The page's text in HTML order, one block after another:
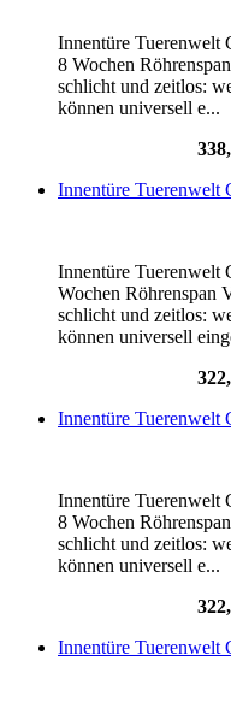
Innentüre Tuerenwelt
8 Wochen
schlicht und zeitlos:
können universell e...
Innentüre Tuerenwelt
Innentüre Tuerenwelt
Wochen Röhrenspan
schlicht und zeitlos:
können universell
Innentüre Tuerenwelt
Innentüre Tuerenwelt
8 Wochen
schlicht und zeitlos:
können universell e...
Innentüre Tuerenwelt